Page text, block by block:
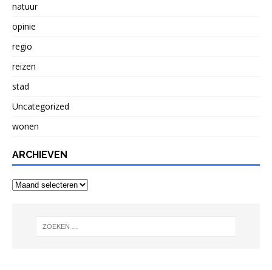
natuur
opinie
regio
reizen
stad
Uncategorized
wonen
ARCHIEVEN
Archieven